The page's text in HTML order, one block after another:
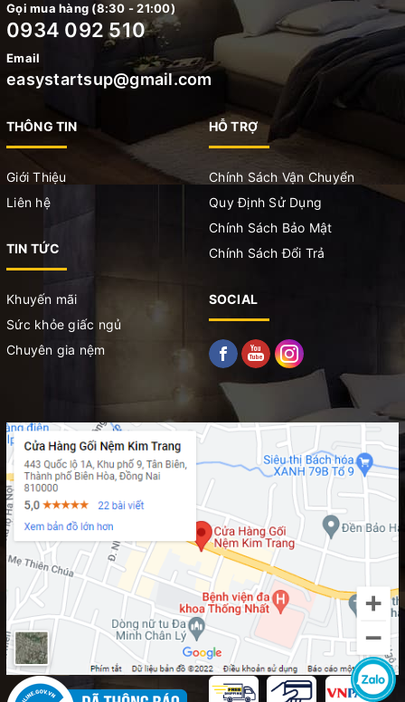
Gọi mua hàng (8:30 - 21:00)
0934 092 510
Email
easystartsup@gmail.com
THÔNG TIN
Giới Thiệu
Liên hệ
TIN TỨC
Khuyến mãi
Sức khỏe giấc ngủ
Chuyên gia nệm
HỖ TRỢ
Chính Sách Vận Chuyển
Quy Định Sử Dụng
Chính Sách Bảo Mật
Chính Sách Đổi Trả
SOCIAL